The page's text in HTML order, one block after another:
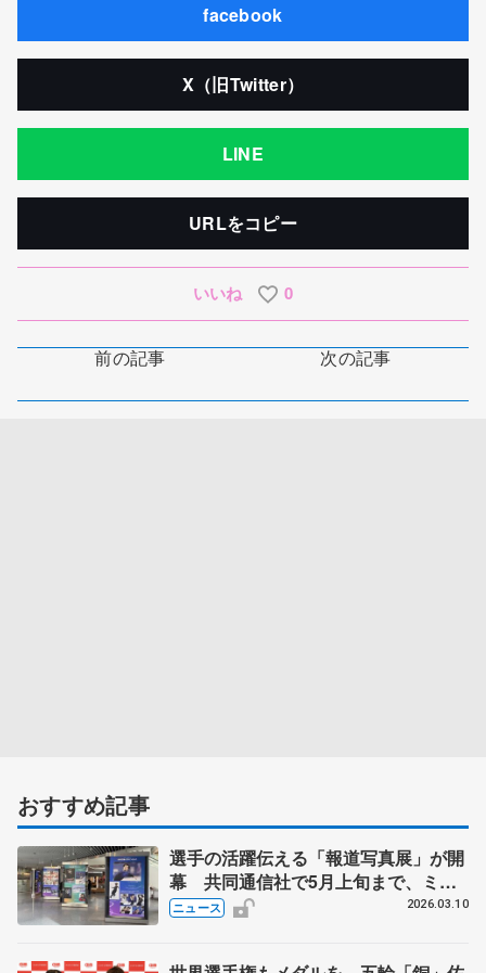
facebook
X（旧Twitter）
LINE
URLをコピー
いいね 0
前の記事 次の記事
おすすめ記事
選手の活躍伝える「報道写真展」が開
幕 共同通信社で5月上旬まで、ミラ
ノ・コルティナ冬季オリンピック
ニュース 2026.03.10